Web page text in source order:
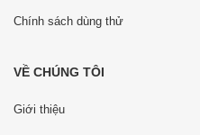
Chính sách dùng thử
VỀ CHÚNG TÔI
Giới thiệu